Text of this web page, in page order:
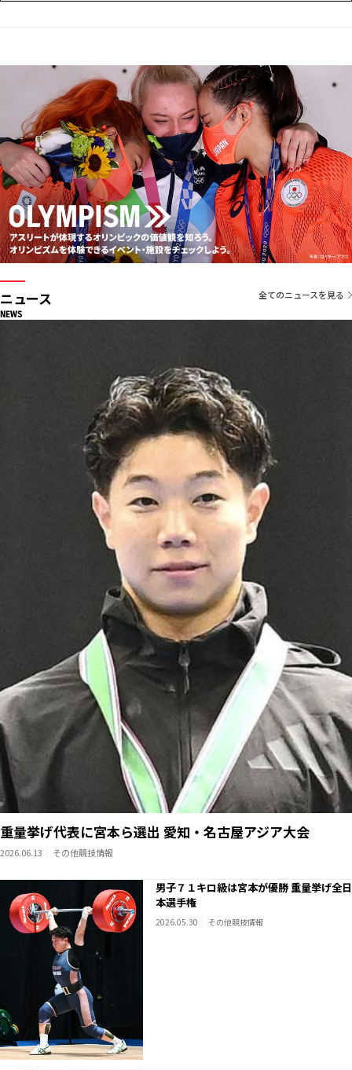
ニュース
NEWS
全てのニュースを見る
重量挙げ代表に宮本ら選出 愛知・名古屋アジア大会
2026.06.13 その他競技情報
男子７１キロ級は宮本が優勝 重量挙げ全日
本選手権
2026.05.30 その他競技情報